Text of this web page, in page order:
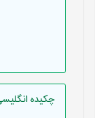
چکیده